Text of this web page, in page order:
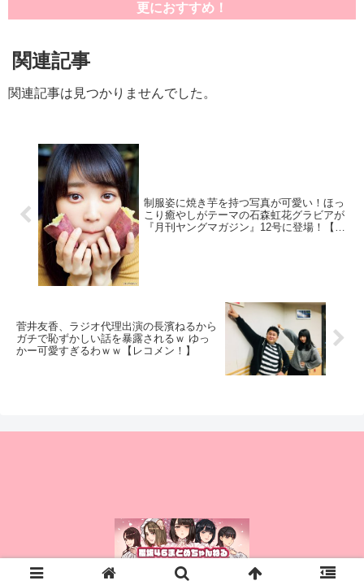
更におすすめ！
関連記事
関連記事は見つかりませんでした。
制服姿に焼き芋を持つ写真が可愛い！ほっ
こり癒やしがテーマの石森虹花グラビアが
『月刊ヤングマガジン』12号に登場！【欅
菅井友香、ラジオ代理出演の長濱ねるから
ガチで恥ずかしい話を暴露されるｗ ゆっ
かー可愛すぎるわｗｗ【レコメン！】
© 2015 櫻坂46まとめちゃんねる.